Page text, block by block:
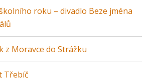
roku – divadlo Beze jména
z Moravce do Strážku
Třebíč